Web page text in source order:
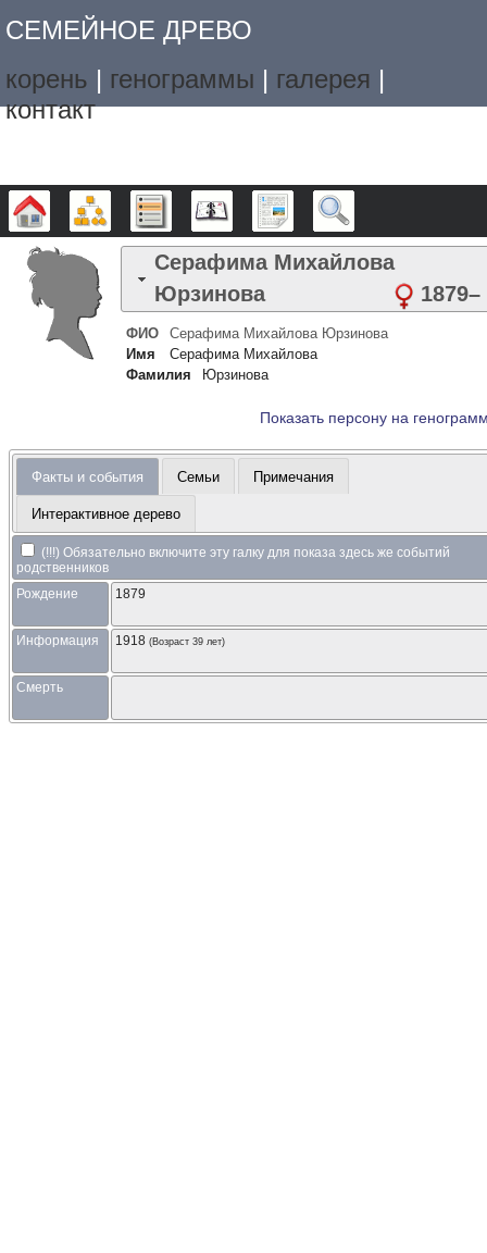
СЕМЕЙНОЕ ДРЕВО
корень | генограммы | галерея |
контакт
Дерево Графики Списки Календарь Отчёты
Серафима Михайлова
Юрзинова
1879–
ФИО Серафима Михайлова Юрзинова
Имя
Серафима Михайлова
Фамилия
Юрзинова
Показать персону на
Факты и события Семьи Примечания
Интерактивное дерево
(!!!) Обязательно включите эту галку для показа здесь же событий
родственников
Рождение
1879
Информация 1918 (Возраст 39 лет)
Смерть